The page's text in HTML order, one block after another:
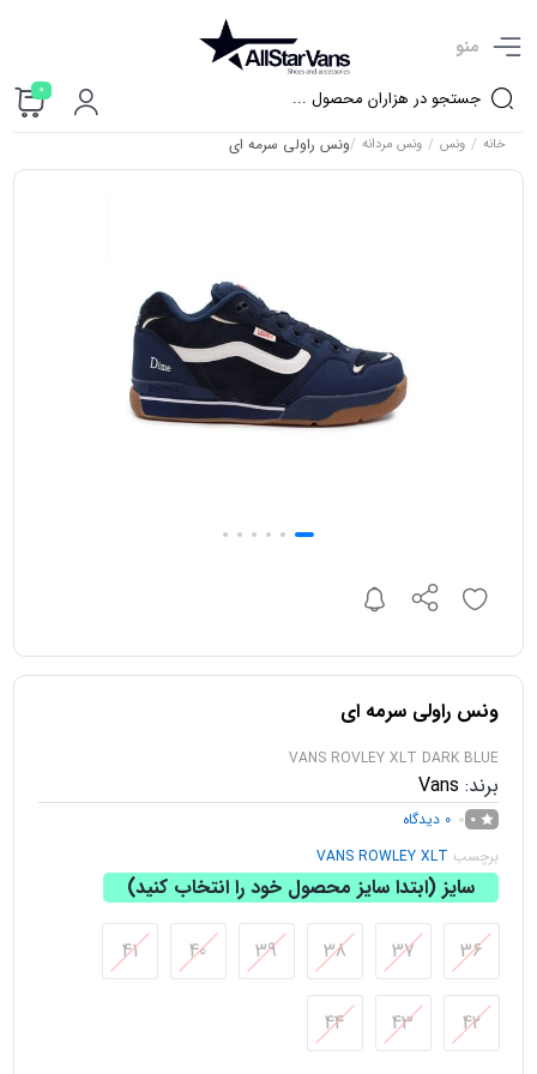
منو
0
خانه / ونس / ونس مردانه /ونس راولی سرمه ای
ونس راولی سرمه ای
VANS ROVLEY XLT DARK BLUE
برند: Vans
0
0 دیدگاه
برچسب VANS ROWLEY XLT
سایز (ابتدا سایز محصول خود را انتخاب کنید)
36
37
38
39
40
41
42
43
44